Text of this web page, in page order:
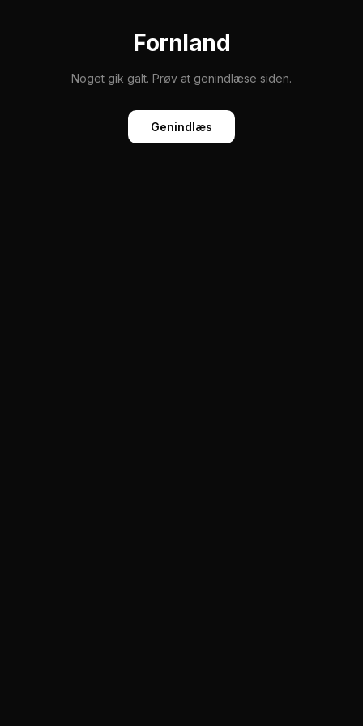
Fornland
Noget gik galt. Prøv at genindlæse siden.
Genindlæs